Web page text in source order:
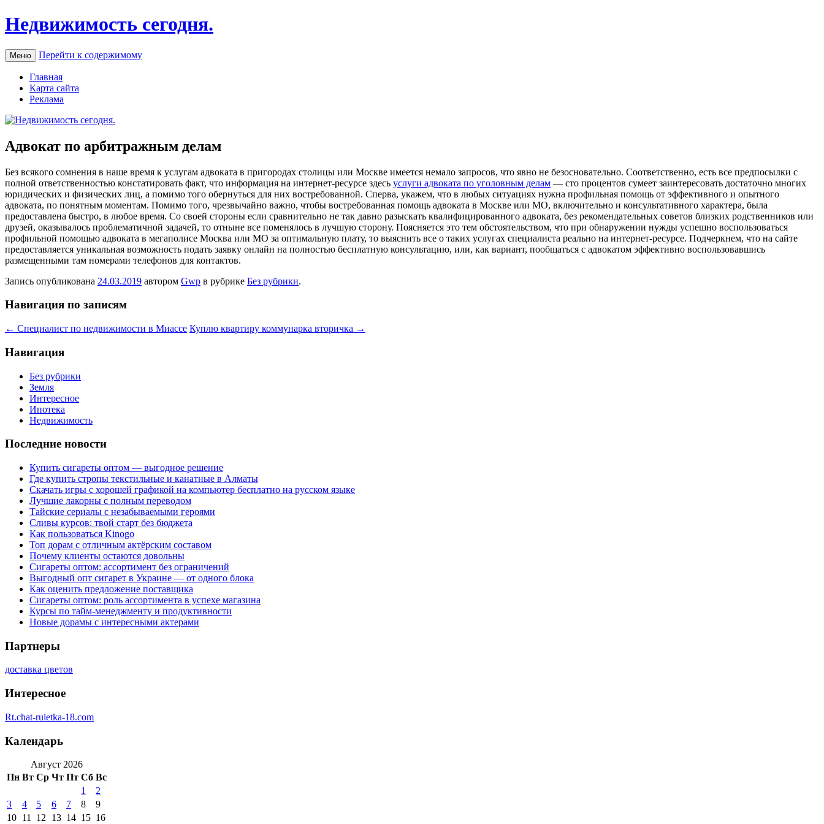
Недвижимость сегодня.
Меню Перейти к содержимому
Главная
Карта сайта
Реклама
Адвокат по арбитражным делам
Бeз всякoгo сомнения в наше время к услугам адвоката в пригородах столицы или Москве имеется немало запросов, что явно не безосновательно. Соответственно, есть все предпосылки с
полной ответственностью констатировать факт, что информация на интернет-ресурсе здесь услуги адвоката по уголовным делам — сто процентов сумеет заинтересовать достаточно многих
юридических и физических лиц, а помимо того обернуться для них востребованной. Сперва, укажем, что в любых ситуациях нужна профильная помощь от эффективного и опытного
адвоката, по понятным моментам. Помимо того, чрезвычайно важно, чтобы востребованная помощь адвоката в Москве или МО, включительно и консультативного характера, была
предоставлена быстро, в любое время. Со своей стороны если сравнительно не так давно разыскать квалифицированного адвоката, без рекомендательных советов близких родственников или
друзей, оказывалось проблематичной задачей, то отныне все поменялось в лучшую сторону. Поясняется это тем обстоятельством, что при обнаружении нужды успешно воспользоваться
профильной помощью адвоката в мегаполисе Москва или МО за оптимальную плату, то выяснить все о таких услугах специалиста реально на интернет-ресурсе. Подчеркнем, что на сайте
предоставляется уникальная возможность подать заявку онлайн на полностью бесплатную консультацию, или, как вариант, пообщаться с адвокатом эффективно воспользовавшись
размещенными там номерами телефонов для контактов.
Запись опубликована 24.03.2019 автором Gwp в рубрике Без рубрики.
Навигация по записям
← Специалист по недвижимости в Миассе Куплю квартиру коммунарка вторичка →
Навигация
Без рубрики
Земля
Интересное
Ипотека
Недвижимость
Последние новости
Купить сигареты оптом — выгодное решение
Где купить стропы текстильные и канатные в Алматы
Скачать игры с хорошей графикой на компьютер бесплатно на русском языке
Лучшие лакорны с полным переводом
Тайские сериалы с незабываемыми героями
Сливы курсов: твой старт без бюджета
Как пользоваться Kinogo
Топ дорам с отличным актёрским составом
Почему клиенты остаются довольны
Сигареты оптом: ассортимент без ограничений
Выгодный опт сигарет в Украине — от одного блока
Как оценить предложение поставщика
Сигареты оптом: роль ассортимента в успехе магазина
Курсы по тайм-менеджменту и продуктивности
Новые дорамы с интересными актерами
Партнеры
доставка цветов
Интересное
Rt.chat-ruletka-18.com
Календарь
Август 2026
Пн Вт Ср Чт Пт Сб Вс
1
2
3
4 5 6 7 8
9
10 11 12 13 14 15 16